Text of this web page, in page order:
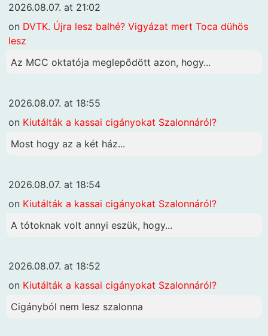
2026.08.07. at 21:02
on DVTK. Újra lesz balhé? Vigyázat mert Toca dühös
lesz
Az MCC oktatója meglepődött azon, hogy...
2026.08.07. at 18:55
on Kiutálták a kassai cigányokat Szalonnáról?
Most hogy az a két ház...
2026.08.07. at 18:54
on Kiutálták a kassai cigányokat Szalonnáról?
A tótoknak volt annyi eszük, hogy...
2026.08.07. at 18:52
on Kiutálták a kassai cigányokat Szalonnáról?
Cigányból nem lesz szalonna